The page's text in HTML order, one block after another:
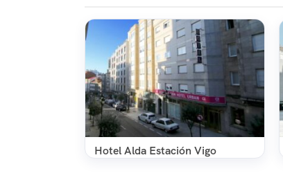
Hotel Alda Estación Vigo